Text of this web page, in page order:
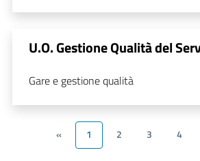
U.O. Gestione Qualità del
Gare e gestione qualità
« 1 2 3 4